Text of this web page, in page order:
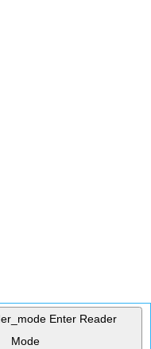
Enter Reader
Mode